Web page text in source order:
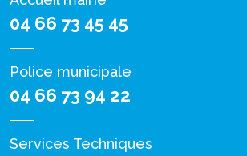
04 66 73 45 45
Police municipale
04 66 73 94 22
Services Techniques